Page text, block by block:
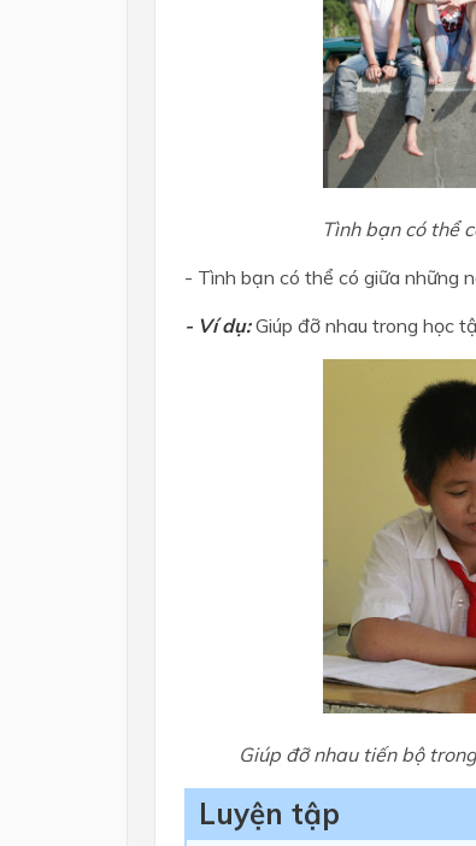
Tình bạn có thể
- Tình bạn có thể có giữa những
- Ví dụ:Giúp đỡ nhau trong học
Giúp đỡ nhau tiến bộ
Luyện tập